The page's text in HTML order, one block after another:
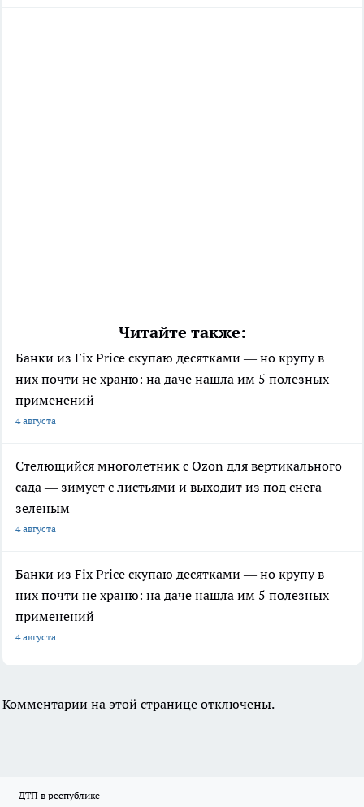
Читайте также:
Банки из Fix Price скупаю десятками — но крупу в
них почти не храню: на даче нашла им 5 полезных
применений
4 августа
Стелющийся многолетник с Ozon для вертикального
сада — зимует с листьями и выходит из под снега
зеленым
4 августа
Банки из Fix Price скупаю десятками — но крупу в
них почти не храню: на даче нашла им 5 полезных
применений
4 августа
Комментарии на этой странице отключены.
ДТП в республике